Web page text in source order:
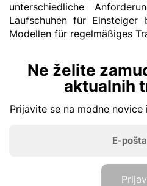
unterschiedliche
Laufschuhen für
Modellen für regelmäßiges
Ne želite
aktualnih
Prijavite se na modne
E-pošta